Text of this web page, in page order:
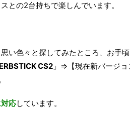
との2台持ちで楽しんでいます。
い色々と探してみたところ、お手
CS2 」⇒【現在新バージョ
応しています。